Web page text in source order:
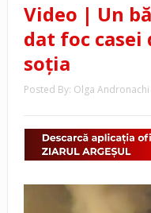
Video | Un
dat foc casei
soția
Posted By: Olga Andronachi